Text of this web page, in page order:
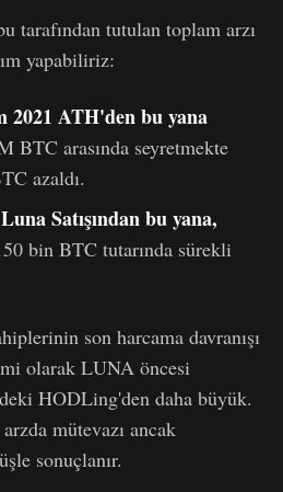
tarafından tutulan toplam arzı
yapabiliriz:
2021 ATH'den bu yana
BTC arasında seyretmekte
azaldı.
Satışından bu yana,
bin BTC tutarında sürekli
son harcama davranışı
olarak LUNA öncesi
HODLing'den daha büyük.
mütevazı ancak
sonuçlanır.